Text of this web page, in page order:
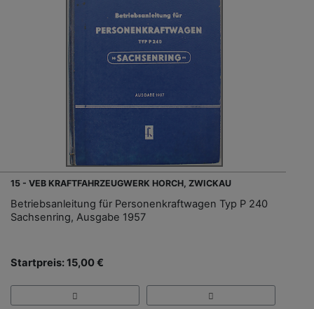
15 - VEB KRAFTFAHRZEUGWERK HORCH, ZWICKAU
Betriebsanleitung für Personenkraftwagen Typ P 240
Sachsenring, Ausgabe 1957
Startpreis: 15,00 €